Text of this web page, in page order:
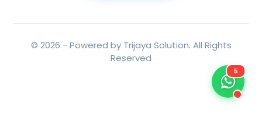
© 2026 - Powered by Trijaya Solution. All Rights
Reserved
5